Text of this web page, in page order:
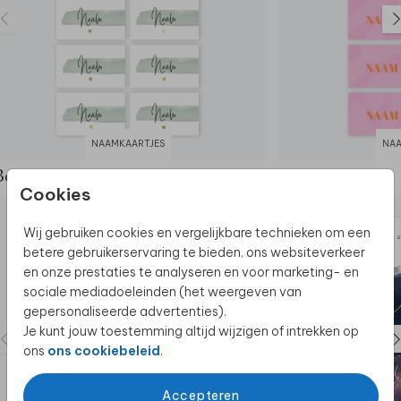
Cookies
Wij gebruiken cookies en vergelijkbare technieken om een
betere gebruikerservaring te bieden, ons websiteverkeer
en onze prestaties te analyseren en voor marketing- en
sociale mediadoeleinden (het weergeven van
gepersonaliseerde advertenties).
Je kunt jouw toestemming altijd wijzigen of intrekken op
ons ons cookiebeleid.
Accepteren
NAAMKAARTJES
de complete set